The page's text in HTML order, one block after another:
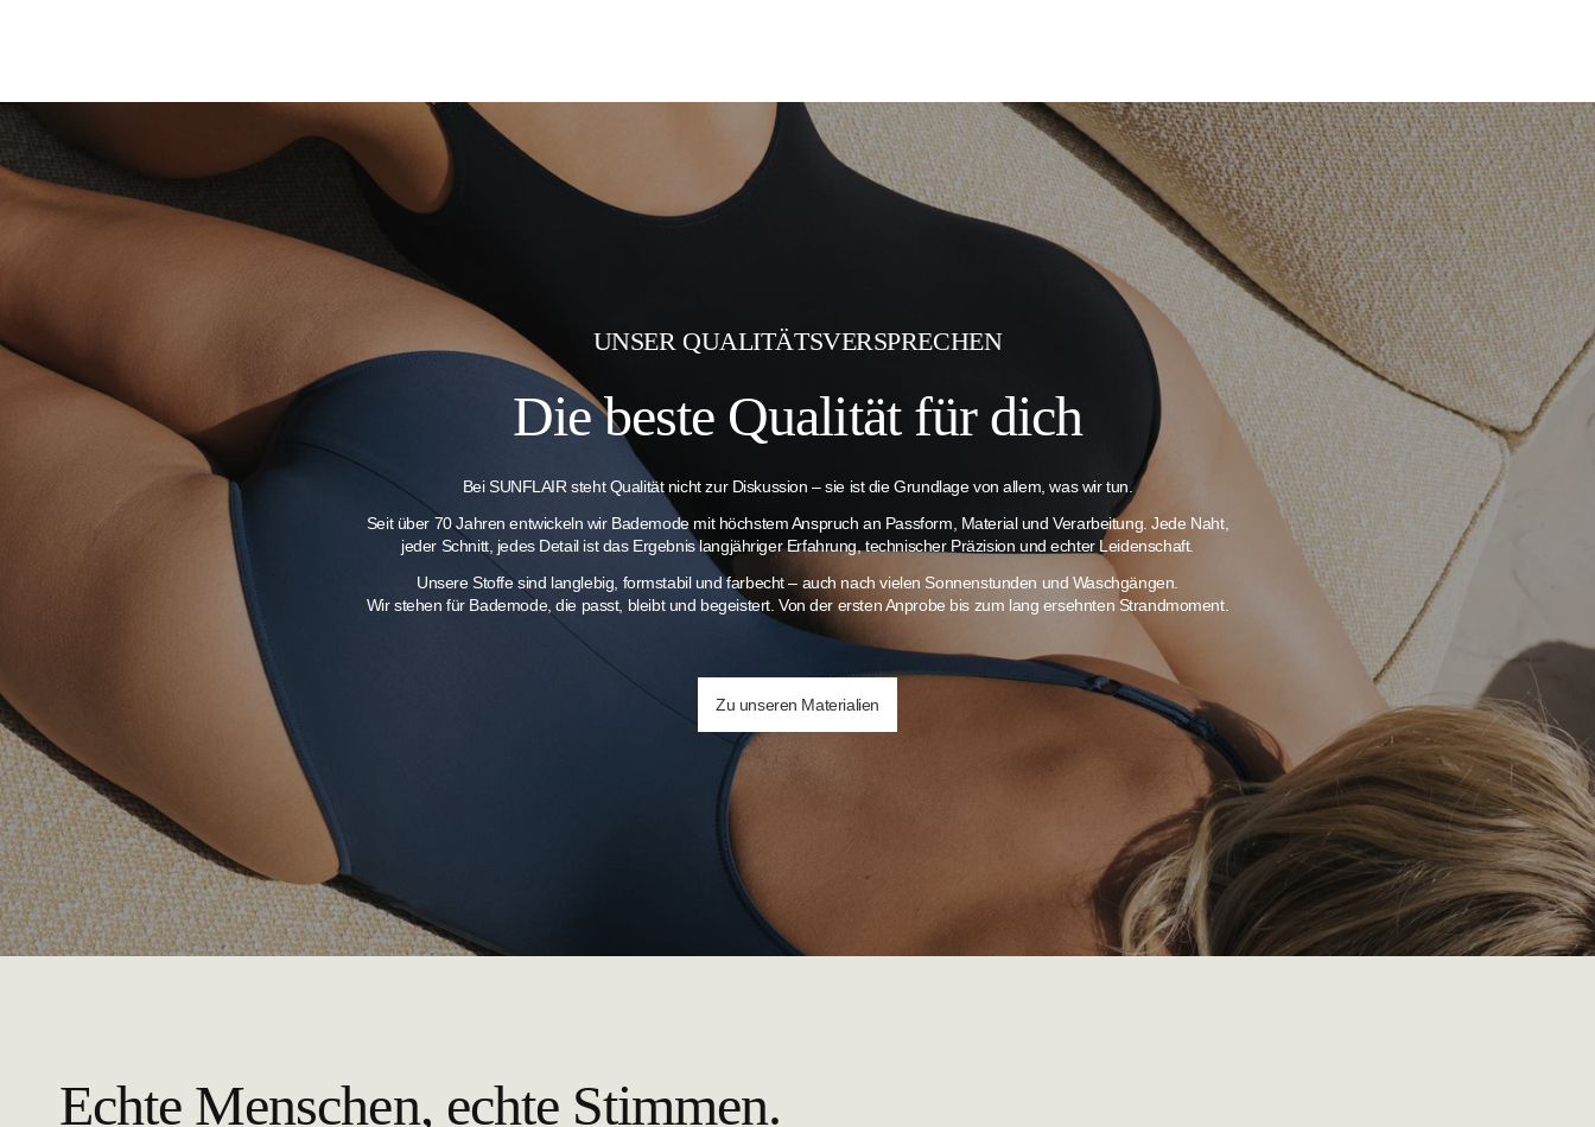
UNSER QUALITÄTSVERSPRECHEN
Die beste Qualität für dich
Bei SUNFLAIR steht Qualität nicht zur Diskussion – sie ist die Grundlage von allem, was wir tun.
Seit über 70 Jahren entwickeln wir Bademode mit höchstem Anspruch an Passform, Material und Verarbeitung. Jede Naht,
jeder Schnitt, jedes Detail ist das Ergebnis langjähriger Erfahrung, technischer Präzision und echter Leidenschaft.
Unsere Stoffe sind langlebig, formstabil und farbecht – auch nach vielen Sonnenstunden und Waschgängen.
Wir stehen für Bademode, die passt, bleibt und begeistert. Von der ersten Anprobe bis zum lang ersehnten Strandmoment.
Zu unseren Materialien
Echte Menschen, echte Stimmen.